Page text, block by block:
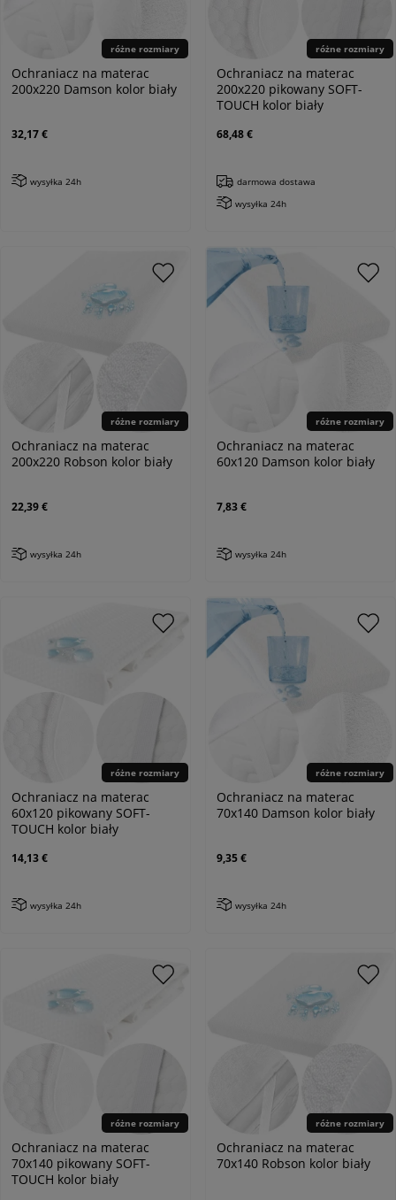
różne rozmiary
Ochraniacz na materac
200x220 Damson kolor biały
32,17 €
wysyłka 24h
różne rozmiary
Ochraniacz na materac
200x220 pikowany SOFT-
TOUCH kolor biały
68,48 €
darmowa dostawa
wysyłka 24h
różne rozmiary
Ochraniacz na materac
200x220 Robson kolor biały
22,39 €
wysyłka 24h
różne rozmiary
Ochraniacz na materac
60x120 Damson kolor biały
7,83 €
wysyłka 24h
różne rozmiary
Ochraniacz na materac
60x120 pikowany SOFT-
TOUCH kolor biały
14,13 €
wysyłka 24h
różne rozmiary
Ochraniacz na materac
70x140 Damson kolor biały
9,35 €
wysyłka 24h
różne rozmiary
Ochraniacz na materac
70x140 pikowany SOFT-
TOUCH kolor biały
różne rozmiary
Ochraniacz na materac
70x140 Robson kolor biały